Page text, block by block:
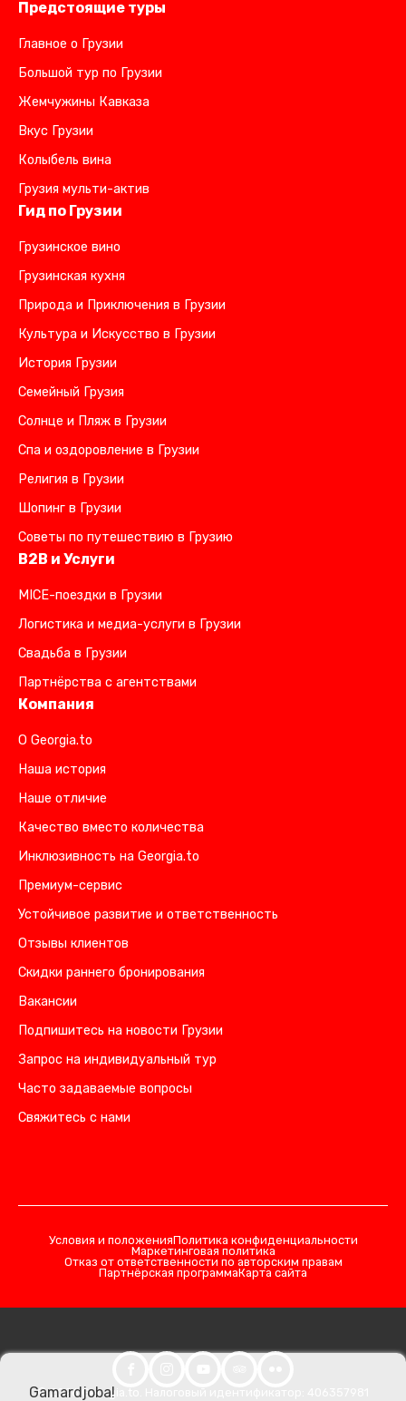
Предстоящие туры
Главное о Грузии
Большой тур по Грузии
Жемчужины Кавказа
Вкус Грузии
Колыбель вина
Грузия мульти-актив
Гид по Грузии
Грузинское вино
Грузинская кухня
Природа и Приключения в Грузии
Культура и Искусство в Грузии
История Грузии
Семейный Грузия
Солнце и Пляж в Грузии
Спа и оздоровление в Грузии
Религия в Грузии
Шопинг в Грузии
Советы по путешествию в Грузию
B2B и Услуги
MICE-поездки в Грузии
Логистика и медиа-услуги в Грузии
Свадьба в Грузии
Партнёрства с агентствами
Компания
О Georgia.to
Наша история
Наше отличие
Качество вместо количества
Инклюзивность на Georgia.to
Премиум-сервис
Устойчивое развитие и ответственность
Отзывы клиентов
Скидки раннего бронирования
Вакансии
Подпишитесь на новости Грузии
Запрос на индивидуальный тур
Часто задаваемые вопросы
Свяжитесь с нами
Условия и положенияПолитика конфиденциальности
Маркетинговая политика
Отказ от ответственности по авторским правам
Партнёрская программаКарта сайта
© 2026 Georgia.to. Налоговый идентификатор: 406357981
Gamardjoba!